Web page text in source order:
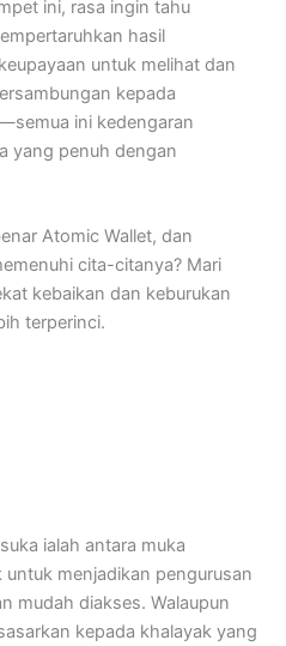
ini, rasa ingin tahu
hasil
untuk melihat dan
kepada
ini kedengaran
yang penuh dengan
Atomic Wallet, dan
cita-citanya? Mari
kebaikan dan keburukan
terperinci.
ialah antara muka
menjadikan pengurusan
mudah diakses. Walaupun
kepada khalayak yang